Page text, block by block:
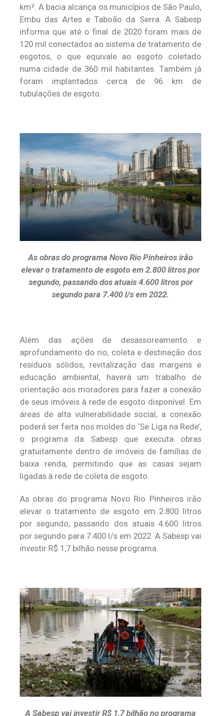
km². A bacia alcança os municípios de São Paulo,
Embu das Artes e Taboão da Serra. A Sabesp
informa que até o final de 2020 foram mais de
120 mil conectados ao sistema de tratamento de
esgotos, o que equivale ao esgoto coletado
numa cidade de 360 mil habitantes. Também já
foram implantados cerca de 96 km de
tubulações de esgoto.
As obras do programa Novo Rio Pinheiros irão
elevar o tratamento de esgoto em 2.800 litros por
segundo, passando dos atuais 4.600 litros por
segundo para 7.400 l/s em 2022.
Além das ações de desassoreamento e
aprofundamento do rio, coleta e destinação dos
resíduos sólidos, revitalização das margens e
educação ambiental, haverá um trabalho de
orientação aos moradores para fazer a conexão
de seus imóveis à rede de esgoto disponível. Em
áreas de alta vulnerabilidade social, a conexão
poderá ser feita nos moldes do ‘Se Liga na Rede’,
o programa da Sabesp que executa obras
gratuitamente dentro de imóveis de famílias de
baixa renda, permitindo que as casas sejam
ligadas à rede de coleta de esgoto.
As obras do programa Novo Rio Pinheiros irão
elevar o tratamento de esgoto em 2.800 litros
por segundo, passando dos atuais 4.600 litros
por segundo para 7.400 l/s em 2022. A Sabesp vai
investir R$ 1,7 bilhão nesse programa.
A Sabesp vai investir R$ 1,7 bilhão no programa